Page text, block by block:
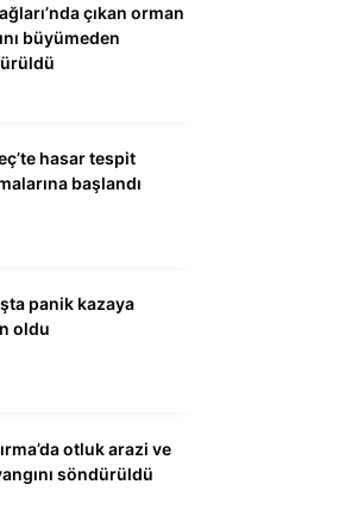
Youtube
çıkan orman
büyümeden
hasar tespit
başlandı
panik kazaya
oldu
otluk arazi ve
söndürüldü